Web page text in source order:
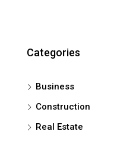
Categories
Business
Construction
Real Estate